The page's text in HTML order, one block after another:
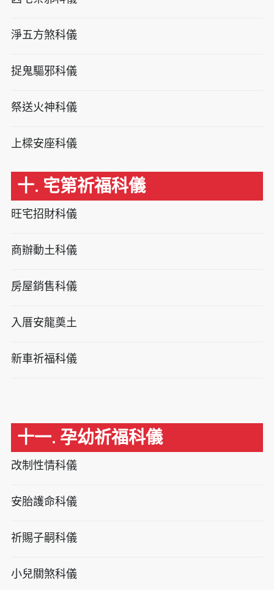
淨五方煞科儀
捉鬼驅邪科儀
祭送火神科儀
上樑安座科儀
十. 宅第祈福科儀
旺宅招財科儀
商辦動土科儀
房屋銷售科儀
入厝安龍奠土
新車祈福科儀
十一. 孕幼祈福科儀
改制性情科儀
安胎護命科儀
祈賜子嗣科儀
小兒關煞科儀